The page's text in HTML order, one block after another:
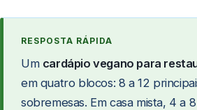
Um cardápio vegano para
em quatro blocos: 8 a 12
sobremesas. Em casa mista, 4 a